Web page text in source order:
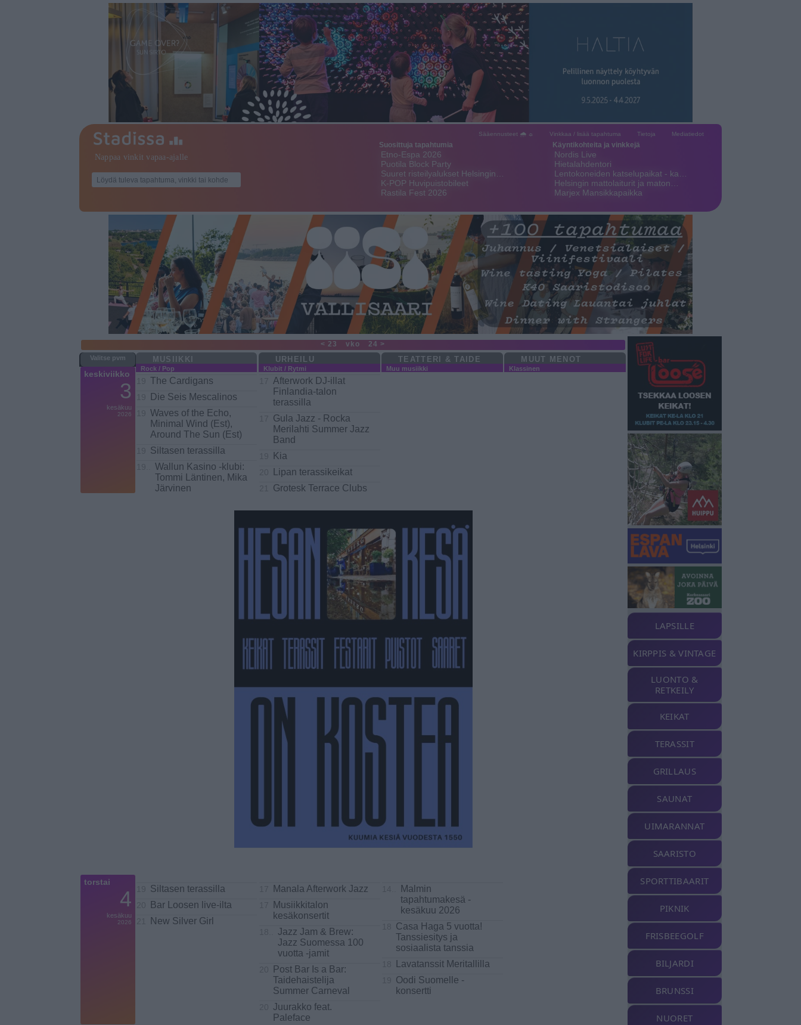
Sääennusteet 🌧 ☼ Vinkkaa / lisää tapahtuma Tietoja Mediatiedot
Suosittuja tapahtumia
Etno-Espa 2026
Puotila Block Party
Suuret risteilyalukset Helsingin…
K-POP Huvipuistobileet
Rastila Fest 2026
Käyntikohteita ja vinkkejä
Nordis Live
Hietalahdentori
Lentokoneiden katselupaikat - ka…
Helsingin mattolaiturit ja maton…
Marjex Mansikkapaikka
< 23 vko 24 >
keskiviikko
3
kesäkuu
2026
MUSIIKKI
Rock / Pop
The Cardigans
Die Seis Mescalinos
Waves of the Echo,
Minimal Wind (Est),
Around The Sun (Est)
Siltasen terassilla
Wallun Kasino -klubi:
Tommi Läntinen, Mika
Järvinen
URHEILU
Klubit / Rytmi
Afterwork DJ-illat
Finlandia-talon
terassilla
Gula Jazz - Rocka
Merilahti Summer Jazz
Band
Kia
Lipan terassikeikat
Grotesk Terrace Clubs
TEATTERI & TAIDE
Muu musiikki
MUUT MENOT
Klassinen
torstai
4
kesäkuu
2026
Siltasen terassilla
Bar Loosen live-ilta
New Silver Girl
Manala Afterwork Jazz
Musiikkitalon
kesäkonsertit
Jazz Jam & Brew:
Jazz Suomessa 100
vuotta -jamit
Post Bar Is a Bar:
Taidehaistelija
Summer Carneval
Juurakko feat.
Paleface
Malmin
tapahtumakesä -
kesäkuu 2026
Casa Haga 5 vuotta!
Tanssiesitys ja
sosiaalista tanssia
Lavatanssit Meritallilla
Oodi Suomelle -
konsertti
LAPSILLE
KIRPPIS & VINTAGE
LUONTO &
RETKEILY
KEIKAT
TERASSIT
GRILLAUS
SAUNAT
UIMARANNAT
SAARISTO
SPORTTIBAARIT
PIKNIK
FRISBEEGOLF
BILJARDI
BRUNSSI
NUORET